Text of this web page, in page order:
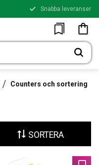
Snabba leveranser
Enkel betalning
Favoriter
Counters och sortering
SORTERA